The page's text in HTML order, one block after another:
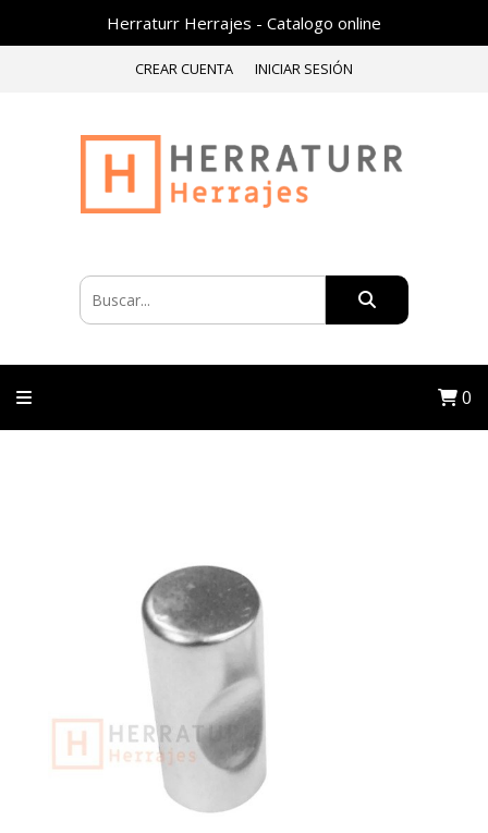
Herraturr Herrajes - Catalogo online
CREAR CUENTA INICIAR SESIÓN
0